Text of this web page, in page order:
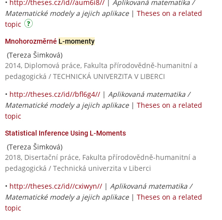
• http://theses.cz/id//aum6i8// | Aplikovaná matematika /
Matematické modely a jejich aplikace| Theses on a related
topic
Mnohorozměrné L-momenty
(Tereza Šimková)
2014, Diplomová práce, Fakulta přírodovědně-humanitní a
pedagogická / TECHNICKÁ UNIVERZITA V LIBERCI
• http://theses.cz/id//bfl6g4// | Aplikovaná matematika /
Matematické modely a jejich aplikace| Theses on a related
topic
Statistical Inference Using L-Moments
(Tereza Šimková)
2018, Disertační práce, Fakulta přírodovědně-humanitní a
pedagogická / Technická univerzita v Liberci
• http://theses.cz/id//cxiwyn// | Aplikovaná matematika /
Matematické modely a jejich aplikace| Theses on a related
topic